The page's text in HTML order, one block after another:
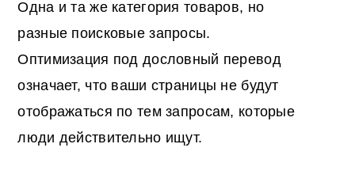
Одна и та же категория товаров, но
разные поисковые запросы.
Оптимизация под дословный перевод
означает, что ваши страницы не будут
отображаться по тем запросам, которые
люди действительно ищут.